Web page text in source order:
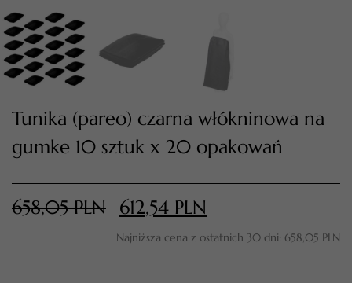
TWÓJ KOSZYK (0)
PRZEJDŹ DO KOSZYKA
Tunika (pareo) czarna włókninowa na
gumke 10 sztuk x 20 opakowań
658,05PLN 612,54 PLN
Najniższa cena z ostatnich 30 dni: 658,05 PLN